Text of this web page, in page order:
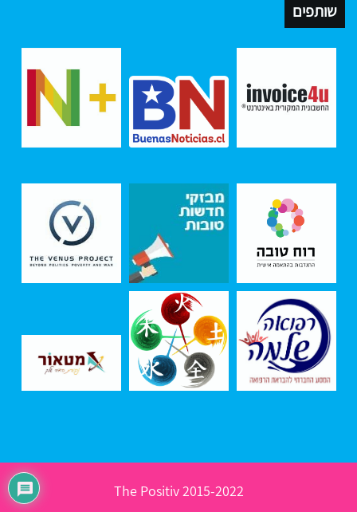
שותפים
2015-2022 The Positiv